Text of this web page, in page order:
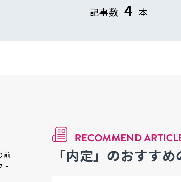
記事数 4 本
前
-
「内定」のおすす